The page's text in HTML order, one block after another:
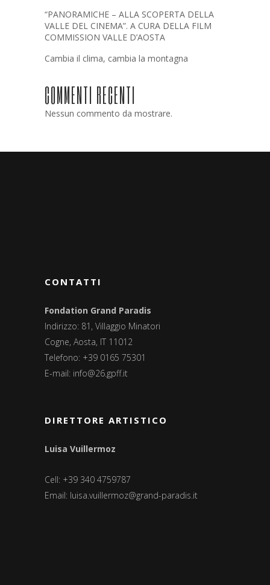
“PANORAMICHE – ALLA SCOPERTA DELLA
VALLE DEL CINEMA”. A CURA DELLA FILM
COMMISSION VALLE D’AOSTA
Cambia il clima, cambia la montagna
COMMENTI RECENTI
Nessun commento da mostrare.
CONTATTI
Fondation Grand Paradis
Indirizzo: 81, Villaggio Minatori
Cogne, Aosta, IT 11012
Telefono: +39 0165 75301
E-mail: info@26.gpff.it
DIRETTORE ARTISTICO
Luisa Vuillermoz
Cell: +39 340 4759787
Email: luisa.vuillermoz@grand-paradis.it